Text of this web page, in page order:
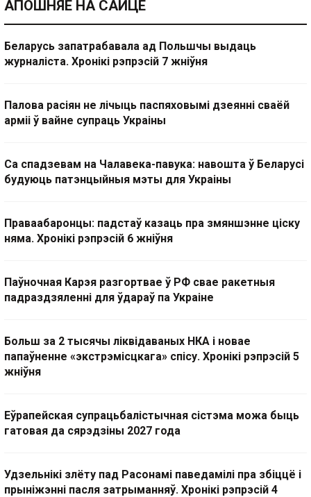
АПОШНЯЕ НА САЙЦЕ
Беларусь запатрабавала ад Польшчы выдаць
журналіста. Хронікі рэпрэсій 7 жніўня
Палова расіян не лічыць паспяховымі дзеянні сваёй
арміі ў вайне супраць Украіны
Са спадзевам на Чалавека-павука: навошта ў Беларусі
будуюць патэнцыйныя мэты для Украіны
Праваабаронцы: падстаў казаць пра змяншэнне ціску
няма. Хронікі рэпрэсій 6 жніўня
Паўночная Карэя разгортвае ў РФ свае ракетныя
падраздзяленні для ўдараў па Украіне
Больш за 2 тысячы ліквідаваных НКА і новае
папаўненне «экстрэмісцкага» спісу. Хронікі рэпрэсій 5
жніўня
Еўрапейская супрацьбалістычная сістэма можа быць
гатовая да сярэдзіны 2027 года
Удзельнікі злёту пад Расонамі паведамілі пра збіццё і
прыніжэнні пасля затрыманняў. Хронікі рэпрэсій 4